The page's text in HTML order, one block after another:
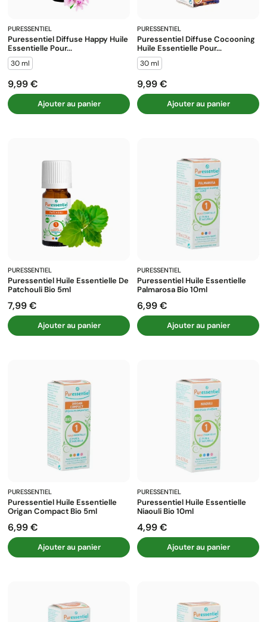
PURESSENTIEL
Puressentiel Diffuse Happy Huile
Essentielle Pour...
30 ml
Prix
9,99 €
Ajouter au panier
PURESSENTIEL
Puressentiel Diffuse Cocooning
Huile Essentielle Pour...
30 ml
Prix
9,99 €
Ajouter au panier
PURESSENTIEL
Puressentiel Huile Essentielle De
Patchouli Bio 5ml
Prix
7,99 €
Ajouter au panier
PURESSENTIEL
Puressentiel Huile Essentielle
Palmarosa Bio 10ml
Prix
6,99 €
Ajouter au panier
PURESSENTIEL
Puressentiel Huile Essentielle
Origan Compact Bio 5ml
Prix
6,99 €
Ajouter au panier
PURESSENTIEL
Puressentiel Huile Essentielle
Niaouli Bio 10ml
Prix
4,99 €
Ajouter au panier